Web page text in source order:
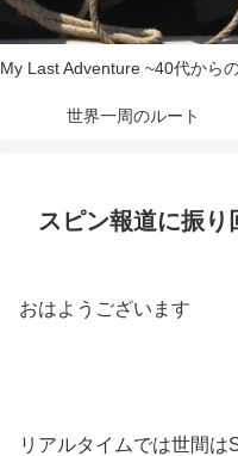
世界一周のルート
スピン報道に振り
おはようございます
リアルタイムでは世間